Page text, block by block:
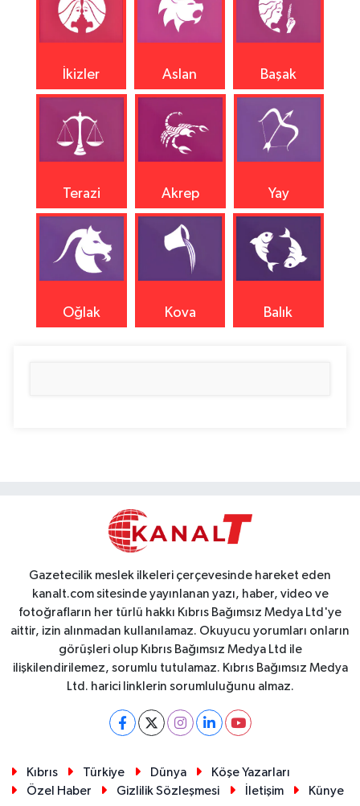
İkizler Aslan Başak
Terazi Akrep Yay
Oğlak Kova Balık
Gazetecilik meslek ilkeleri çerçevesinde hareket eden
kanalt.com sitesinde yayınlanan yazı, haber, video ve
fotoğrafların her türlü hakkı Kıbrıs Bağımsız Medya Ltd'ye
aittir, izin alınmadan kullanılamaz. Okuyucu yorumları onların
görüşleri olup Kıbrıs Bağımsız Medya Ltd ile
ilişkilendirilemez, sorumlu tutulamaz. Kıbrıs Bağımsız Medya
Ltd. harici linklerin sorumluluğunu almaz.
Kıbrıs Türkiye Dünya
Köşe Yazarları
Özel Haber
Gizlilik Sözleşmesi İletişim Künye